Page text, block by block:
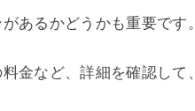
あるかどうかも重要です。
金など、詳細を確認して